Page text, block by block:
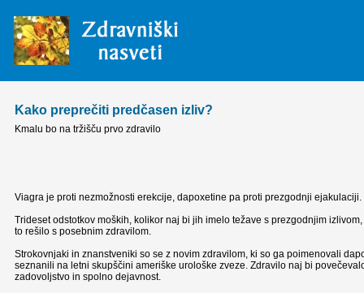
Kako preprečiti predčasen izliv?
Kmalu bo na tržišču prvo zdravilo
Viagra je proti nezmožnosti erekcije, dapoxetine pa proti prezgodnji ejakulaciji.
Trideset odstotkov moških, kolikor naj bi jih imelo težave s prezgodnjim
to rešilo s posebnim zdravilom.
Strokovnjaki in znanstveniki so se z novim zdravilom, ki so ga poimenovali
seznanili na letni skupščini ameriške urološke zveze. Zdravilo naj bi
zadovoljstvo in spolno dejavnost.